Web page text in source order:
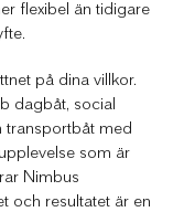
flexibel än tidigare
på dina villkor.
dagbåt, social
transportbåt med
som är
Nimbus
och resultatet är en